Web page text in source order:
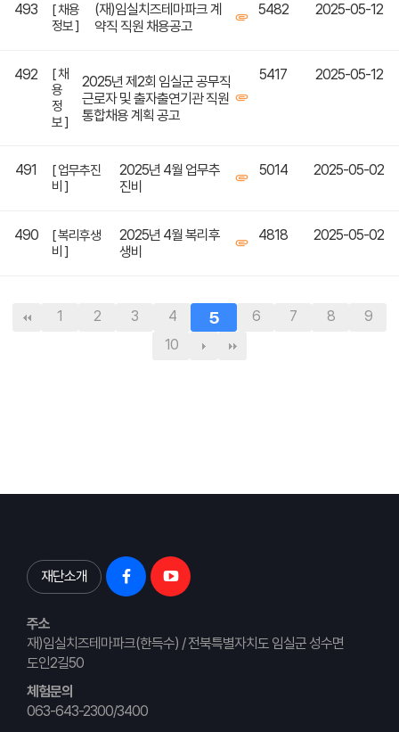
493
[ 채용
정보 ]
(재)임실치즈테마파크 계
약직 직원 채용공고
5482 2025-05-12
492
[ 채
용
정
보 ]
2025년 제2회 임실군 공무직
근로자 및 출자출연기관 직원
통합채용 계획 공고
5417 2025-05-12
491
[ 업무추진
비 ]
2025년 4월 업무추
진비
5014 2025-05-02
490
[ 복리후생
비 ]
2025년 4월 복리후
생비
4818 2025-05-02
1 2 3 4 5 6 7 8
9
10
재단소개
주소
재)임실치즈테마파크(한득수) / 전북특별자치도 임실군 성수면
도인2길50
체험문의
063-643-2300/3400